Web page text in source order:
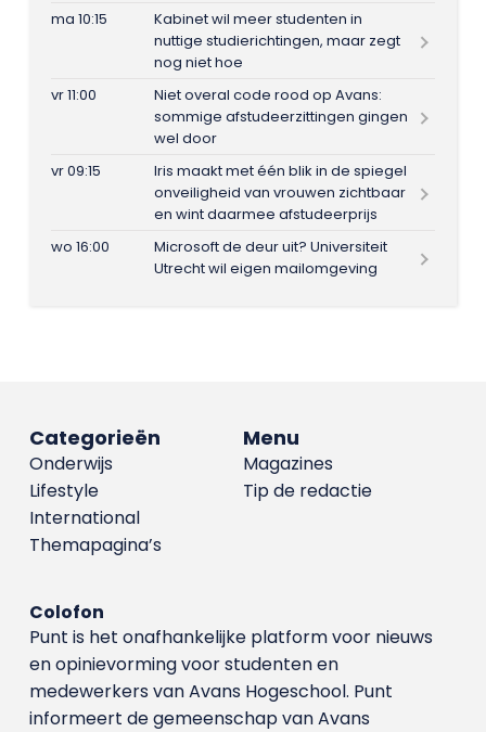
ma 10:15
Kabinet wil meer studenten in
nuttige studierichtingen, maar zegt
nog niet hoe
vr 11:00
Niet overal code rood op Avans:
sommige afstudeerzittingen gingen
wel door
vr 09:15
Iris maakt met één blik in de spiegel
onveiligheid van vrouwen zichtbaar
en wint daarmee afstudeerprijs
wo 16:00
Microsoft de deur uit? Universiteit
Utrecht wil eigen mailomgeving
Menu
Magazines
Tip de redactie
Categorieën
Onderwijs
Lifestyle
International
Themapagina’s
Colofon
Punt is het onafhankelijke platform voor nieuws
en opinievorming voor studenten en
medewerkers van Avans Hoge­school. Punt
informeert de gemeenschap van Avans